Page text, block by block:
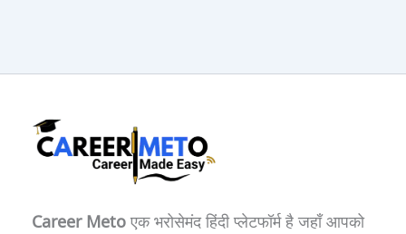
Career Metoएक भरोसेमंद हिंदी प्लेटफॉर्म है जहाँ आपको